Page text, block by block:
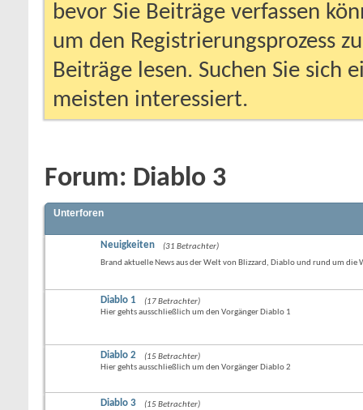
bevor Sie Beiträge verfassen
um den Registrierungsprozess
Beiträge lesen. Suchen Sie sich
meisten interessiert.
Forum: Diablo 3
Unterforen
Neuigkeiten
(31 Betrachter)
Brand aktuelle News aus der Welt von Blizzard, Diablo und rund um die
Diablo 1
(17 Betrachter)
Hier gehts ausschließlich um den Vorgänger Diablo 1
Diablo 2
(15 Betrachter)
Hier gehts ausschließlich um den Vorgänger Diablo 2
Diablo 3
(15 Betrachter)